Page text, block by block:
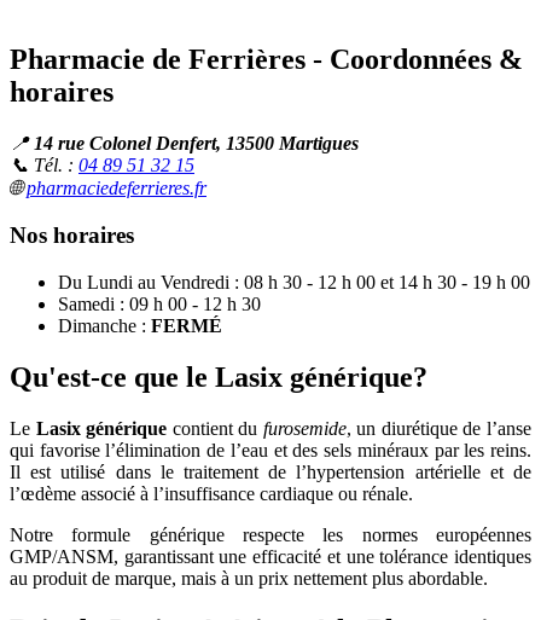
Pharmacie de Ferrières - Coordonnées &
horaires
📍 14 rue Colonel Denfert, 13500 Martigues
📞 Tél. : 04 89 51 32 15
🌐pharmaciedeferrieres.fr
Nos horaires
Du Lundi au Vendredi : 08 h 30 - 12 h 00 et 14 h 30 - 19 h 00
Samedi : 09 h 00 - 12 h 30
Dimanche : FERMÉ
Qu'est-ce que le Lasix générique?
Le Lasix générique contient du furosemide, un diurétique de l’anse
qui favorise l’élimination de l’eau et des sels minéraux par les reins.
Il est utilisé dans le traitement de l’hypertension artérielle et de
l’œdème associé à l’insuffisance cardiaque ou rénale.
Notre formule générique respecte les normes européennes
GMP/ANSM, garantissant une efficacité et une tolérance identiques
au produit de marque, mais à un prix nettement plus abordable.